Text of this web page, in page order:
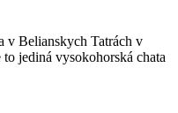
v Belianskych Tatrách v
jediná vysokohorská chata